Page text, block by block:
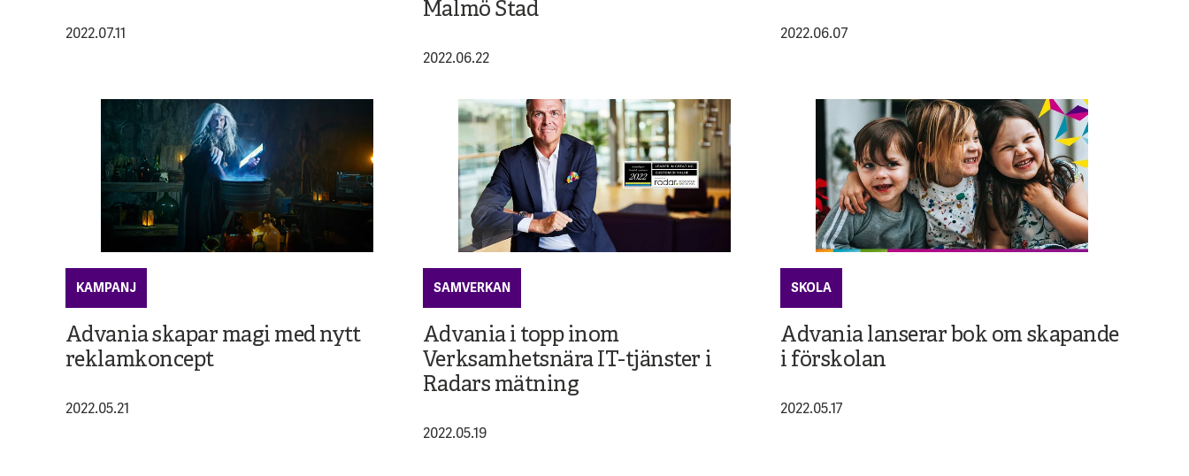
2022.07.11
Malmö Stad
2022.06.22
2022.06.07
KAMPANJ
Advania skapar magi med nytt
reklamkoncept
2022.05.21
SAMVERKAN
Advania i topp inom
Verksamhetsnära IT-tjänster i
Radars mätning
2022.05.19
SKOLA
Advania lanserar bok om skapande
i förskolan
2022.05.17